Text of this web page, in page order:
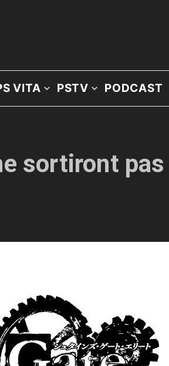
VITA PSTV PODCAST
sortiront